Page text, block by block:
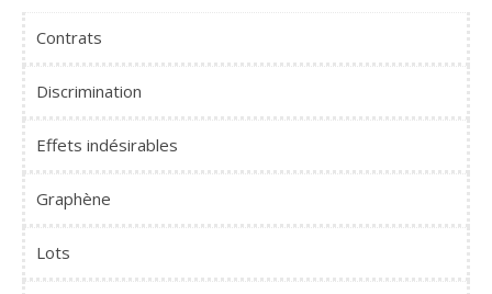
Contrats
Discrimination
Effets indésirables
Graphène
Lots